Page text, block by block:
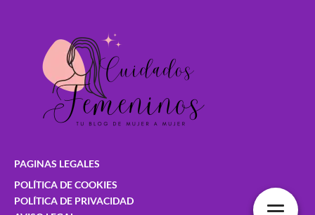
PAGINAS LEGALES
POLÍTICA DE COOKIES
POLÍTICA DE PRIVACIDAD